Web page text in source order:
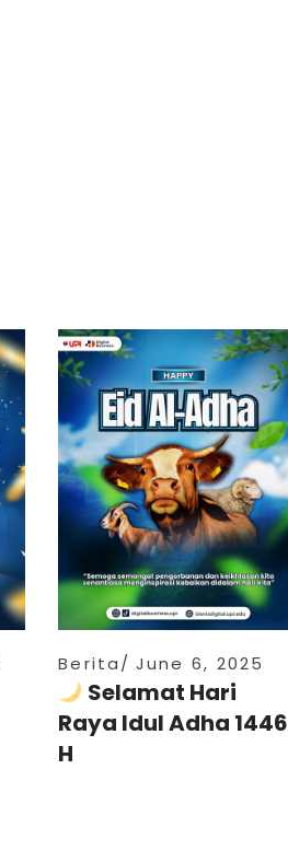
Berita June 6, 2025
Selamat Hari
Raya Idul Adha 1446
H